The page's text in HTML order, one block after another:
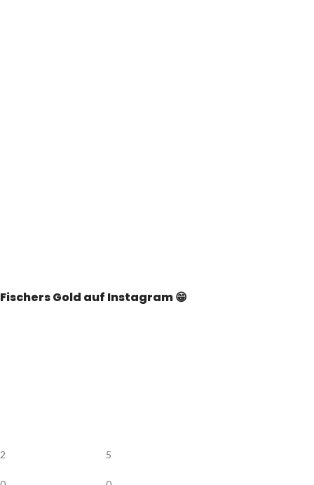
Fischers Gold auf Instagram 😁
2 5